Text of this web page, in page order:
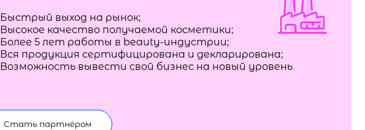
Быстрый выход на рынок;
Высокое качество получаемой косметики;
Более 5 лет работы в beauty-индустрии;
Вся продукция сертифицирована и декларирована;
Возможность вывести свой бизнес на новый уровень
Стать партнёром